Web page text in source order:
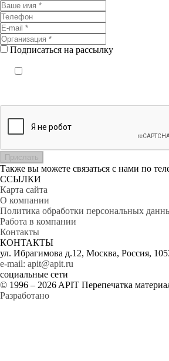
Подписаться на рассылку
Прислать
Также вы можете связаться с нами по
ССЫЛКИ
Карта сайта
О компании
Политика обработки персональных
Работа в компании
Контакты
КОНТАКТЫ
ул. Ибрагимова д.12, Москва, Россия,
e-mail: apit@apit.ru
социальные сети
© 1996 – 2026 APIT Перепечатка
Разработано